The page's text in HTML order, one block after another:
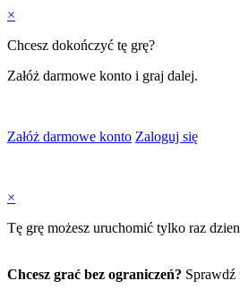
×
Chcesz dokończyć tę grę?
Załóż darmowe konto i graj dalej.
Załóż darmowe konto Zaloguj się
×
Tę grę możesz uruchomić tylko raz
Chcesz grać bez ograniczeń? Sprawdź